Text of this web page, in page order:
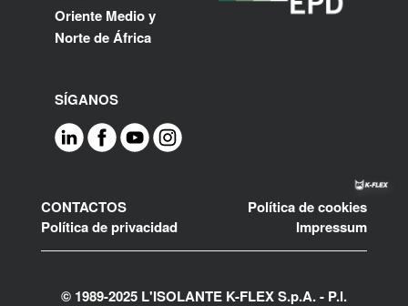
Oriente Medio y
Norte de África
SÍGANOS
Footer
CONTACTOS
Política de cookies
Política de privacidad
Impressum
© 1989-2025 L'ISOLANTE K-FLEX S.p.A. - P.l.